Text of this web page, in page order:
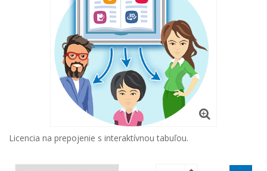
Licencia na prepojenie s interaktívnou tabuľou.